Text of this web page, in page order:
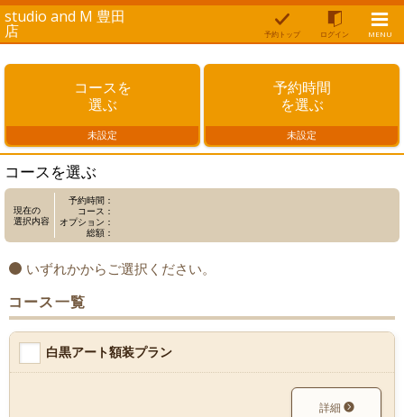
studio and M 豊田
店 予約トップ ログイン MENU
コースを
選ぶ
未設定
予約時間
を選ぶ
未設定
コースを選ぶ
現在の
選択内容
予約時間：
コース：
オプション：
総額：
いずれかからご選択ください。
コース一覧
白黒アート額装プラン
詳細